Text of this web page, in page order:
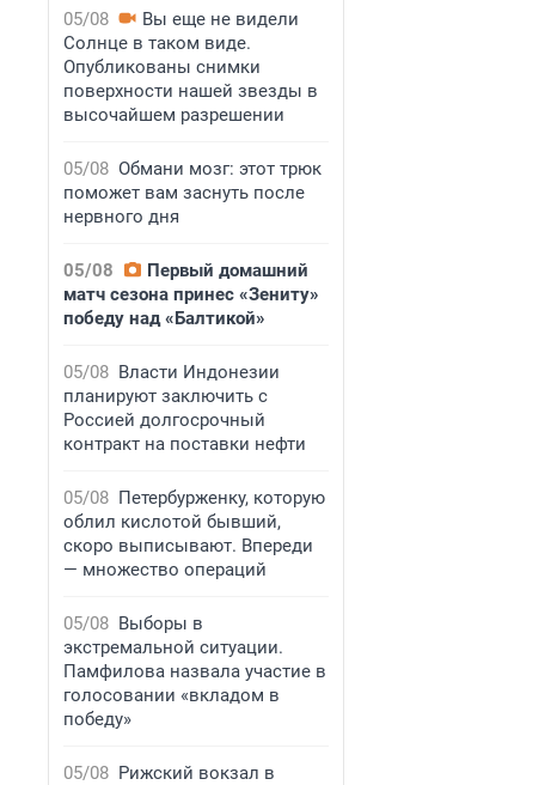
05/08
Вы еще не видели
Солнце в таком виде.
Опубликованы снимки
поверхности нашей звезды в
высочайшем разрешении
05/08 Обмани мозг: этот трюк
поможет вам заснуть после
нервного дня
05/08
Первый домашний
матч сезона принес «Зениту»
победу над «Балтикой»
05/08 Власти Индонезии
планируют заключить с
Россией долгосрочный
контракт на поставки нефти
05/08 Петербурженку, которую
облил кислотой бывший,
скоро выписывают. Впереди
— множество операций
05/08 Выборы в
экстремальной ситуации.
Памфилова назвала участие в
голосовании «вкладом в
победу»
05/08 Рижский вокзал в